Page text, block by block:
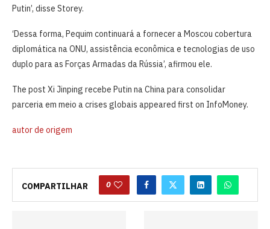
Putin’, disse Storey.
‘Dessa forma, Pequim continuará a fornecer a Moscou cobertura
diplomática na ONU, assistência econômica e tecnologias de uso
duplo para as Forças Armadas da Rússia’, afirmou ​ele.
The post Xi Jinping recebe Putin na China para consolidar
parceria em meio a crises globais appeared first on InfoMoney.
autor de origem
COMPARTILHAR 0